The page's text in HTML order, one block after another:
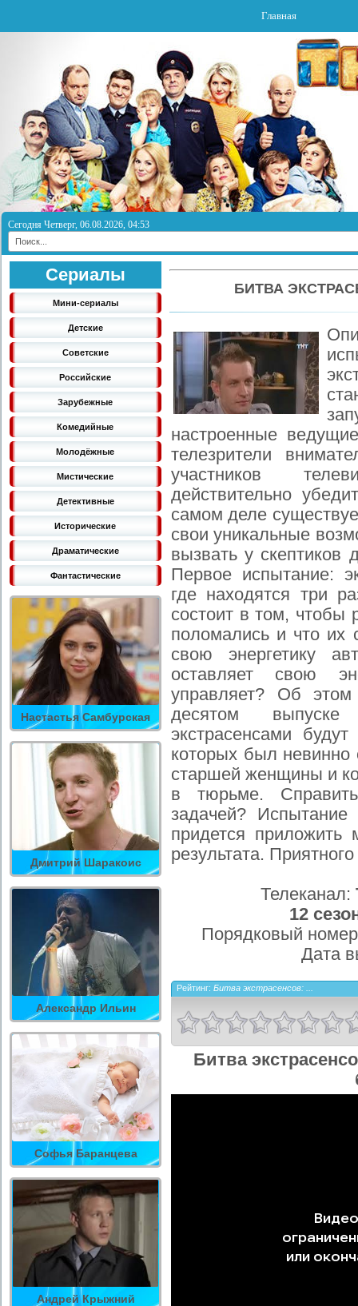
Главная
Сегодня Четверг, 06.08.2026, 04:53
Сериалы
Мини-сериалы
Детские
Советские
Российские
Зарубежные
Комедийные
Молодёжные
Мистические
Детективные
Исторические
Драматические
Фантастические
Настастья Самбурская
Дмитрий Шаракоис
Александр Ильин
Софья Баранцева
Андрей Крыжний
БИТВА
настроенные
телезрители
участников
действительно
самом деле
свои уникальные
вызвать у скептиков
Первое испытание:
где находятся три
состоит в том, чтобы
поломались и что их
свою энергетику
оставляет свою
управляет? Об этом
десятом
экстрасенсами
которых был невинно
старшей женщины и
в тюрьме.
задачей?
придется приложить
результата.
Телеканал:
12
Порядковый
Дата
Рейтинг: Битва экстрасенсов: ...
Битва